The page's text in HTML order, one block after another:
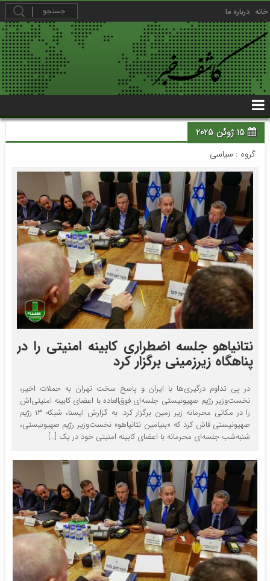
خانه درباره ما
15 ژوئن 2025
گروه : سیاسی
نتانیاهو جلسه اضطراری کابینه امنیتی را در
پناهگاه زیرزمینی برگزار کرد
در پی تداوم درگیری‌ها با ایران و پاسخ سخت تهران به حملات اخیر،
نخست‌وزیر رژیم صهیونیستی جلسه‌ای فوق‌العاده با اعضای کابینه امنیتی‌اش
را در مکانی محرمانه زیر زمین برگزار کرد. به گزارش ایسنا، شبکه ۱۳ رژیم
صهیونیستی فاش کرد که «بنیامین نتانیاهو» نخست‌وزیر رژیم صهیونیستی،
شنبه‌شب جلسه‌ای محرمانه با اعضای کابینه امنیتی خود در یک […]